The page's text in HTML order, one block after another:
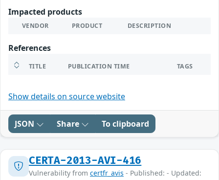
Impacted products
VENDOR PRODUCT DESCRIPTION
References
TITLE PUBLICATION TIME TAGS
Show details on source website
JSON Share To clipboard
CERTA-2013-AVI-416
Vulnerability from certfr_avis - Published: - Updated: